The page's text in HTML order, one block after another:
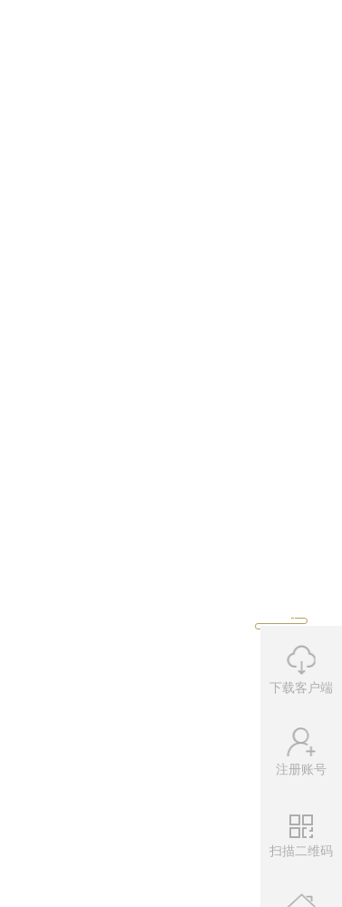
就先送1次许愿机会，8
运玩家可获赠仙女祝福，
下载客户端
注册账号
扫描二维码